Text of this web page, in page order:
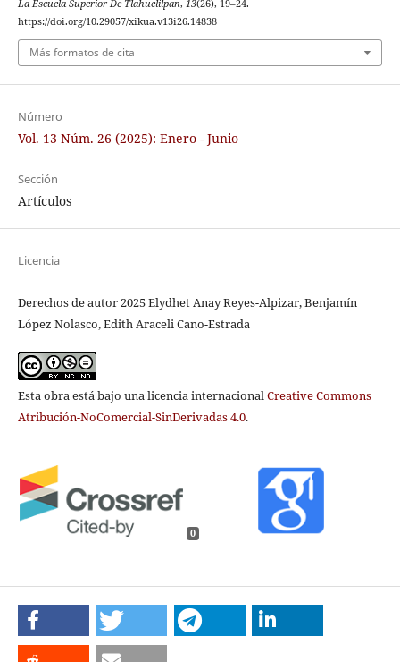
La Escuela Superior De Tlahuelilpan, 13(26), 19–24.
https://doi.org/10.29057/xikua.v13i26.14838
Más formatos de cita
Número
Vol. 13 Núm. 26 (2025): Enero - Junio
Sección
Artículos
Licencia
Derechos de autor 2025 Elydhet Anay Reyes-Alpizar, Benjamín
López Nolasco, Edith Araceli Cano-Estrada
Esta obra está bajo una licencia internacionalCreative Commons
Atribución-NoComercial-SinDerivadas 4.0.
0